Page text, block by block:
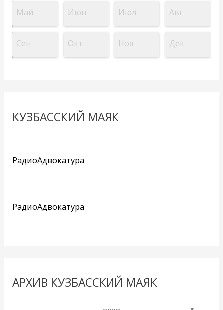
Май Июн Июл Авг
Сен Окт Ноя Дек
КУЗБАССКИЙ МАЯК
РадиоАдвокатура
РадиоАдвокатура
АРХИВ КУЗБАССКИЙ МАЯК